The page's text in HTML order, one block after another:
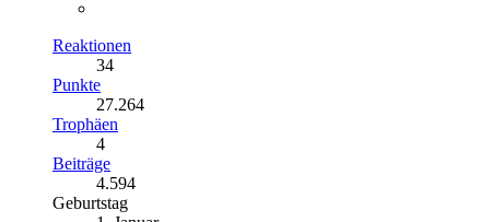
Reaktionen
34
Punkte
27.264
Trophäen
4
Beiträge
4.594
Geburtstag